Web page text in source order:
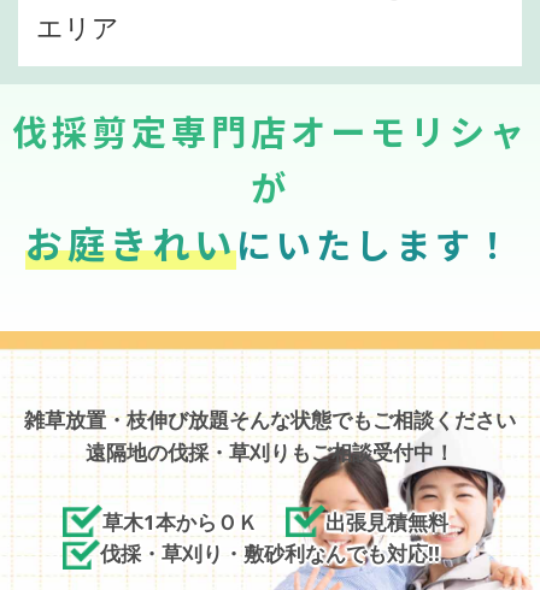
エリア
伐採剪定専門店オーモリシャ
が
お庭きれいにいたします！
雑草放置・枝伸び放題そんな状態でもご相談ください
遠隔地の伐採・草刈りもご相談受付中！
草木1本からＯＫ
出張見積無料
伐採・草刈り・敷砂利なんでも対応!!